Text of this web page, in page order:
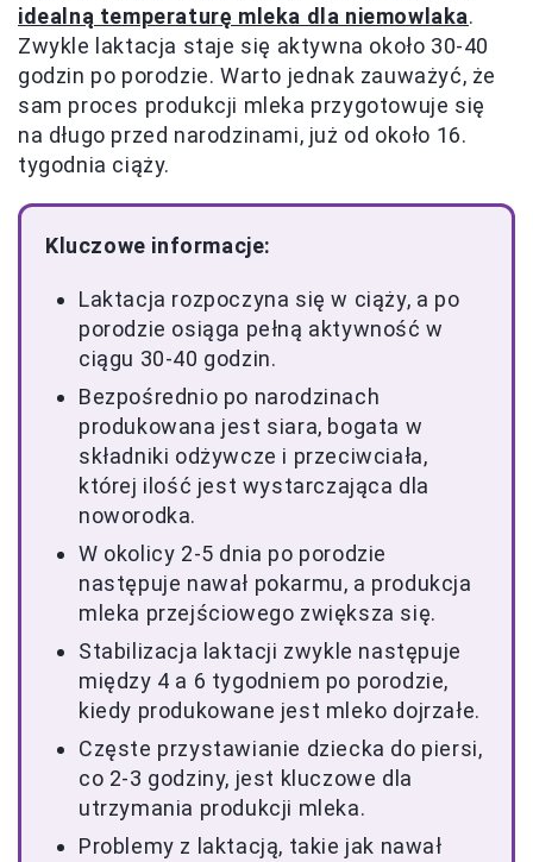
idealną temperaturę mleka dla niemowlaka.
Zwykle laktacja staje się aktywna około 30-40
godzin po porodzie. Warto jednak zauważyć, że
sam proces produkcji mleka przygotowuje się
na długo przed narodzinami, już od około 16.
tygodnia ciąży.
Kluczowe informacje:
Laktacja rozpoczyna się w ciąży, a po
porodzie osiąga pełną aktywność w
ciągu 30-40 godzin.
Bezpośrednio po narodzinach
produkowana jest siara, bogata w
składniki odżywcze i przeciwciała,
której ilość jest wystarczająca dla
noworodka.
W okolicy 2-5 dnia po porodzie
następuje nawał pokarmu, a produkcja
mleka przejściowego zwiększa się.
Stabilizacja laktacji zwykle następuje
między 4 a 6 tygodniem po porodzie,
kiedy produkowane jest mleko dojrzałe.
Częste przystawianie dziecka do piersi,
co 2-3 godziny, jest kluczowe dla
utrzymania produkcji mleka.
Problemy z laktacją, takie jak nawał